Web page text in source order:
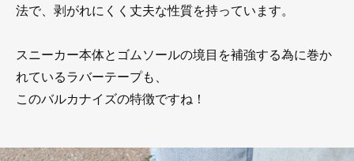
法で、剥がれにくく丈夫な性質を持っています。
スニーカー本体とゴムソールの境目を補強する為に巻か
れているラバーテープも、
このバルカナイズの特徴ですね！